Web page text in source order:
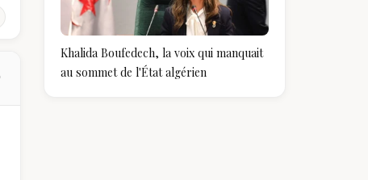
Khalida Boufedech, la voix qui manquait
au sommet de l'État algérien